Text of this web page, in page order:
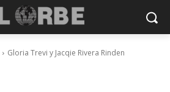
Gloria Trevi y Jacqie Rivera Rinden